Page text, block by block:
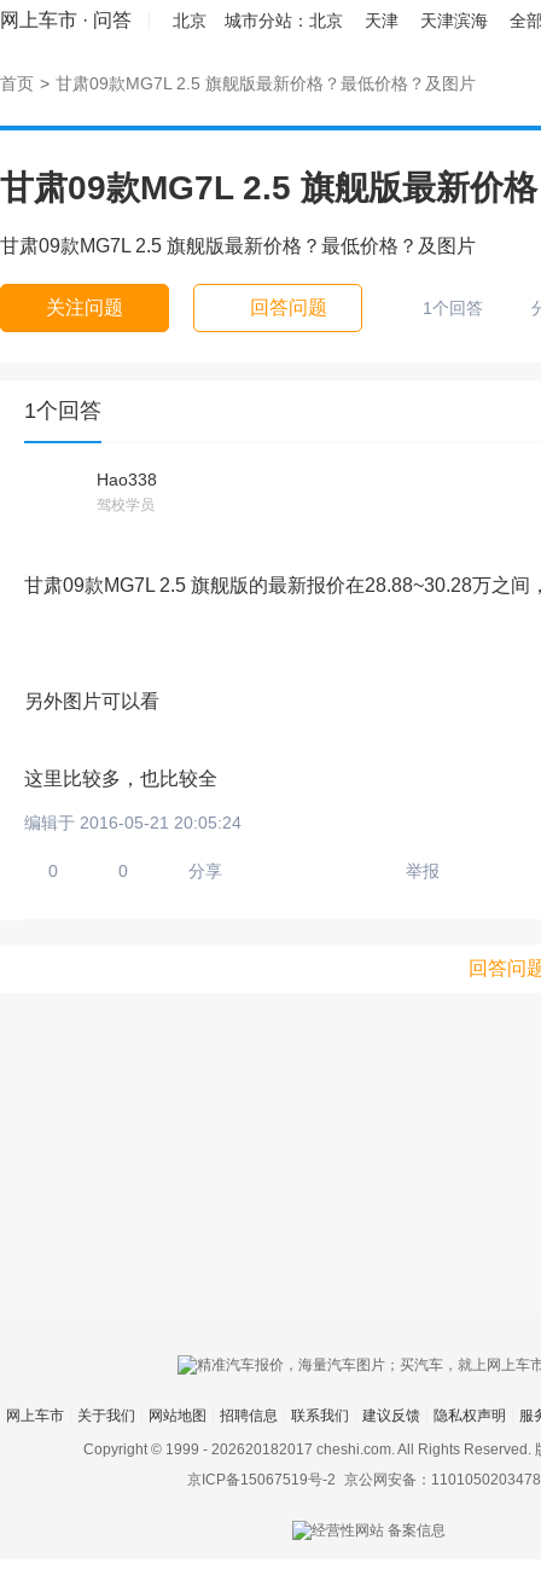
网上车市 · 问答 北京 城市分站： 北京 天津 天津滨海 全
首页 > 甘肃09款MG7L 2.5 旗舰版最新价格？最低价格？及图片
甘肃09款MG7L 2.5 旗舰版最新价
甘肃09款MG7L 2.5 旗舰版最新价格？最低价格？及图片
关注问题 回答问题 1个回答
1个回答
Hao338
驾校学员
甘肃09款MG7L 2.5 旗舰版的最新报价在28.88~30.28万之间
另外图片可以看
这里比较多，也比较全
编辑于 2016-05-21 20:05:24
0 0 分享 举报
回答问
上传图片最多
网上车市 关于我们 网站地图 招聘信息 联系我们 建议反馈 隐私权声明
服
Copyright © 1999 - 202620182017 cheshi.com. All Rights Reserved.
京ICP备15067519号-2 京公网安备：